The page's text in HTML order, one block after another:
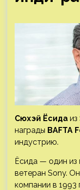
Сюхэй Ёсида
награды BAFTA
индустрию.
Ёсида — один из
ветеран Sony.
компании в 1993